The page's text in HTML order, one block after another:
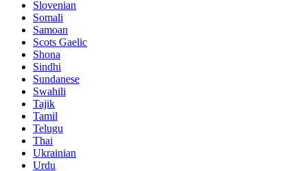
Slovenian
Somali
Samoan
Scots Gaelic
Shona
Sindhi
Sundanese
Swahili
Tajik
Tamil
Telugu
Thai
Ukrainian
Urdu